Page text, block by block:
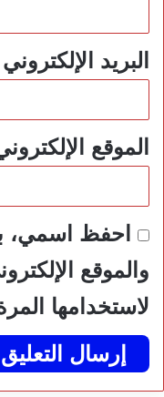
البريد
الموقع
احفظ اسمي،
والموقع
لاستخدامها